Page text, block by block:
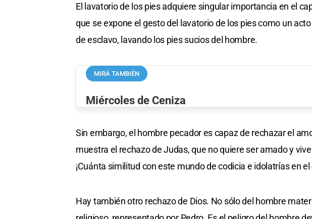
El lavatorio de los pies adquiere singular importancia en el
que se expone el gesto del lavatorio de los pies como un
de esclavo, lavando los pies sucios del hombre.
MIRÁ TAMBIÉN
Miércoles de Ceniza
Sin embargo, el hombre pecador es capaz de rechazar el
muestra el rechazo de Judas, que no quiere ser amado y
¡Cuánta similitud con este mundo de codicia e idolatrías en
Hay también otro rechazo de Dios. No sólo del hombre